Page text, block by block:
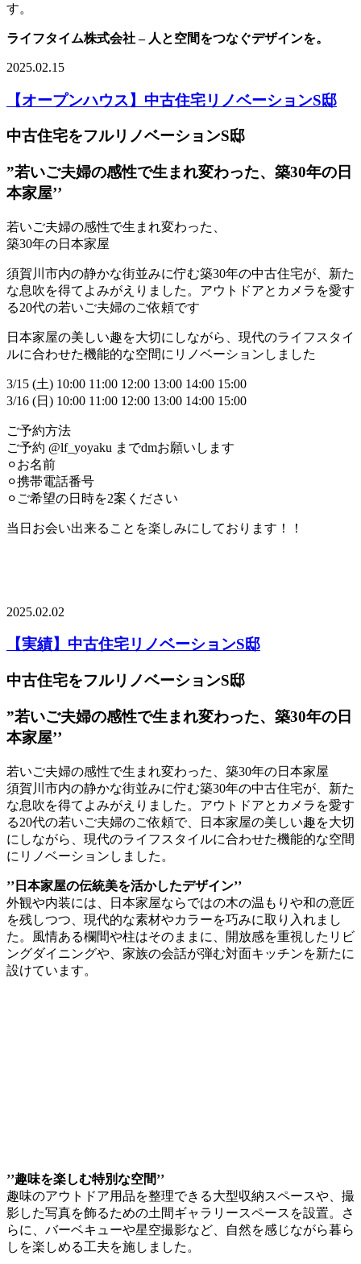
す。
ライフタイム株式会社 – 人と空間をつなぐデザインを。
2025.02.15
【オープンハウス】中古住宅リノベーションS邸
中古住宅をフルリノベーションS邸
”若いご夫婦の感性で生まれ変わった、築30年の日
本家屋’’
若いご夫婦の感性で生まれ変わった、
築30年の日本家屋
須賀川市内の静かな街並みに佇む築30年の中古住宅が、新た
な息吹を得てよみがえりました。アウトドアとカメラを愛す
る20代の若いご夫婦のご依頼です
日本家屋の美しい趣を大切にしながら、現代のライフスタイ
ルに合わせた機能的な空間にリノベーションしました
3/15 (土) 10:00 11:00 12:00 13:00 14:00 15:00
3/16 (日) 10:00 11:00 12:00 13:00 14:00 15:00
ご予約方法
ご予約 @lf_yoyaku までdmお願いします
⚪︎お名前
⚪︎携帯電話番号
⚪︎ご希望の日時を2案ください
当日お会い出来ることを楽しみにしております！！
2025.02.02
【実績】中古住宅リノベーションS邸
中古住宅をフルリノベーションS邸
”若いご夫婦の感性で生まれ変わった、築30年の日
本家屋’’
若いご夫婦の感性で生まれ変わった、築30年の日本家屋
須賀川市内の静かな街並みに佇む築30年の中古住宅が、新た
な息吹を得てよみがえりました。アウトドアとカメラを愛す
る20代の若いご夫婦のご依頼で、日本家屋の美しい趣を大切
にしながら、現代のライフスタイルに合わせた機能的な空間
にリノベーションしました。
’’日本家屋の伝統美を活かしたデザイン’’
外観や内装には、日本家屋ならではの木の温もりや和の意匠
を残しつつ、現代的な素材やカラーを巧みに取り入れまし
た。風情ある欄間や柱はそのままに、開放感を重視したリビ
ングダイニングや、家族の会話が弾む対面キッチンを新たに
設けています。
’’趣味を楽しむ特別な空間’’
趣味のアウトドア用品を整理できる大型収納スペースや、撮
影した写真を飾るための土間ギャラリースペースを設置。さ
らに、バーベキューや星空撮影など、自然を感じながら暮ら
しを楽しめる工夫を施しました。